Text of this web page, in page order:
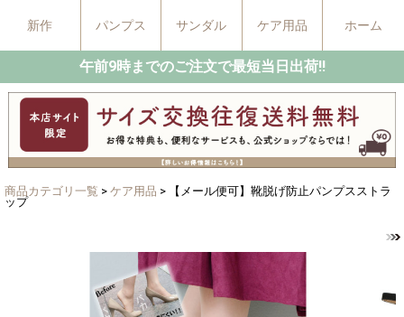
新作 パンプス サンダル ケア用品 ホーム
午前9時までのご注文で最短当日出荷!!
商品カテゴリ一覧 > ケア用品 > 【メール便可】靴脱げ防止パンプスストラ
ップ